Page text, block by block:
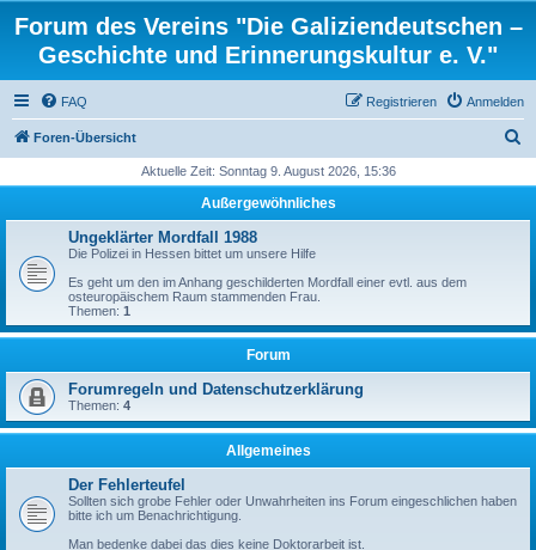
Forum des Vereins "Die Galiziendeutschen –
Geschichte und Erinnerungskultur e. V."
FAQ Anmelden
Registrieren
Foren-Übersicht
h
Aktuelle Zeit: Sonntag 9. August 2026, 15:36
Außergewöhnliches
Ungeklärter Mordfall 1988
Die Polizei in Hessen bittet um unsere Hilfe
Es geht um den im Anhang geschilderten Mordfall einer evtl. aus dem
osteuropäischem Raum stammenden Frau.
Themen: 1
Forum
Forumregeln und Datenschutzerklärung
Themen: 4
Allgemeines
Der Fehlerteufel
Sollten sich grobe Fehler oder Unwahrheiten ins Forum eingeschlichen haben
bitte ich um Benachrichtigung.
Man bedenke dabei das dies keine Doktorarbeit ist.